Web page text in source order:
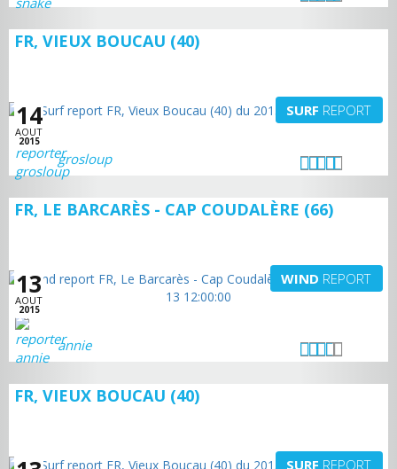
FR, VIEUX BOUCAU (40)
14
AOUT
2015
SURF REPORT
grosloup
FR, LE BARCARÈS - CAP COUDALÈRE (66)
13
AOUT
2015
WIND REPORT
annie
FR, VIEUX BOUCAU (40)
SURF REPORT